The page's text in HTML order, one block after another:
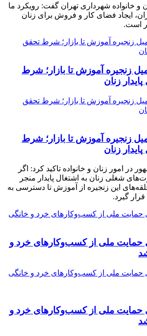
و خانواده شهرداری تهران گفت: رویکرد ما
ایجاد فضای کار و فروش برای زنان
است.
زنجیره آموزش تا بازار؛ شرط
زنان
زنجیره آموزش تا بازار؛ شرط
زنان
در امور زنان و خانواده تاکید کرد: اگر
شغلی زنان به اشتغال پایدار منجر
این زنجیره از آموزش تا دسترسی به
قرار گیرد.
حمایت ملی از کسب‌وکارهای خرد و
حمایت ملی از کسب‌وکارهای خرد و